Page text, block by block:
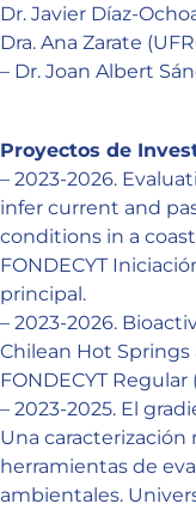
Dr. Javier Díaz-
Dra. Ana Zarate
– Dr. Joan Albert
Proyectos de
– 2023-2026.
infer current and
conditions in a
FONDECYT
principal.
– 2023-2026.
Chilean Hot
FONDECYT Regular
– 2023-2025. El
Una
herramientas de
ambientales.